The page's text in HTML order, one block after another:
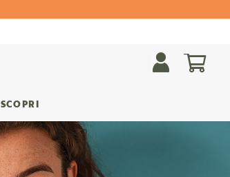
SCOPRI